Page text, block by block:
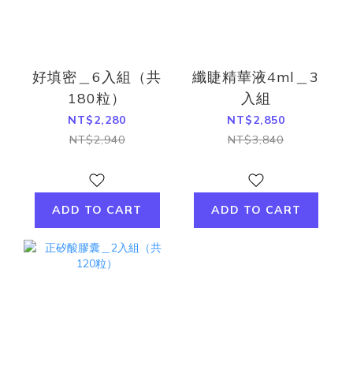
好填密＿6入組（共
180粒）
NT$2,280
NT$2,940
ADD TO CART
纖睫精華液4ml＿3
入組
NT$2,850
NT$3,840
ADD TO CART